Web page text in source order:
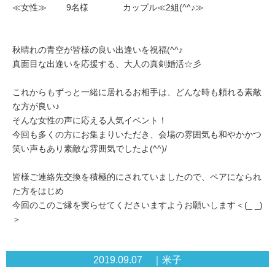
≪女性≫ 9名様 カップル≪2組(^^♪≫
秋晴れの青空が皆様の良い出逢いを祝福(^^♪
真面目な出逢いを応援する、大人の真剣婚活☆彡
これからもずっと一緒に居れるお相手は、どんな時も頼れる素敵
な方が良い♪
そんな女性の声に応える人気イベント！
今回も多くの方にお集まりいただき、会場の雰囲気も和やかかつ
笑い声もあり素敵な雰囲気でしたよ(^^)/
皆様ご連絡先交換を積極的にされていましたので、ペアになられ
た方をはじめ
今回のこのご縁を実らせてくださいますようお願いします＜(_ _)
＞
2019.09.07 ｜米子